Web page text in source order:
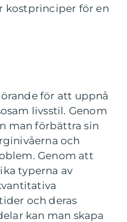
kostprinciper för en
för att uppnå
livsstil. Genom
man förbättra sin
och
Genom att
typerna av
och deras
kan man skapa